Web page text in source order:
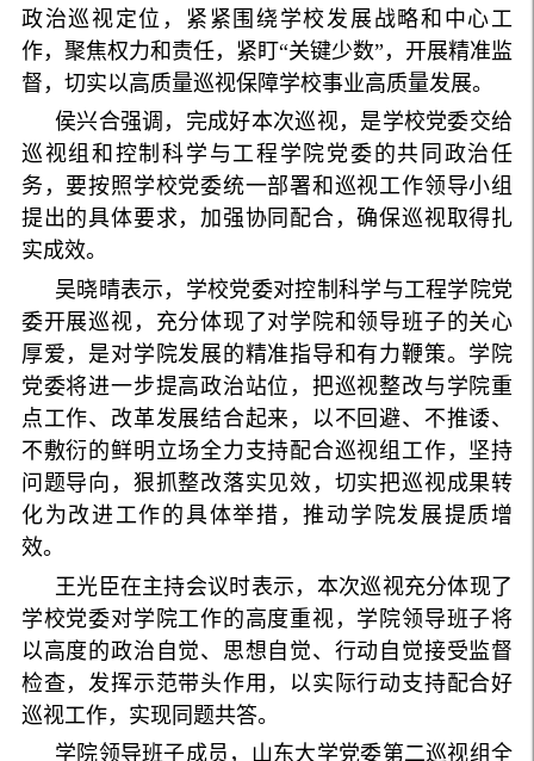
政治巡视定位，紧紧围绕学校发展战略和中心工
作，聚焦权力和责任，紧盯“关键少数”，开展精准监
督，切实以高质量巡视保障学校事业高质量发展。
侯兴合强调，完成好本次巡视，是学校党委交给
巡视组和控制科学与工程学院党委的共同政治任
务，要按照学校党委统一部署和巡视工作领导小组
提出的具体要求，加强协同配合，确保巡视取得扎
实成效。
吴晓晴表示，学校党委对控制科学与工程学院党
委开展巡视，充分体现了对学院和领导班子的关心
厚爱，是对学院发展的精准指导和有力鞭策。学院
党委将进一步提高政治站位，把巡视整改与学院重
点工作、改革发展结合起来，以不回避、不推诿、
不敷衍的鲜明立场全力支持配合巡视组工作，坚持
问题导向，狠抓整改落实见效，切实把巡视成果转
化为改进工作的具体举措，推动学院发展提质增
效。
王光臣在主持会议时表示，本次巡视充分体现了
学校党委对学院工作的高度重视，学院领导班子将
以高度的政治自觉、思想自觉、行动自觉接受监督
检查，发挥示范带头作用，以实际行动支持配合好
巡视工作，实现同题共答。
学院领导班子成员，山东大学党委第二巡视组全